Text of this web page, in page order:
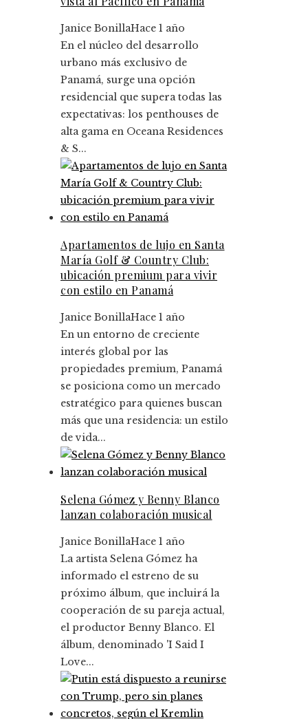
Janice BonillaHace 1 año
En el núcleo del desarrollo
urbano más exclusivo de
Panamá, surge una opción
residencial que supera todas las
expectativas: los penthouses de
alta gama en Oceana Residences
& S...
Apartamentos de lujo en Santa
María Golf & Country Club:
ubicación premium para vivir
con estilo en Panamá
Janice BonillaHace 1 año
En un entorno de creciente
interés global por las
propiedades premium, Panamá
se posiciona como un mercado
estratégico para quienes buscan
más que una residencia: un estilo
de vida...
Selena Gómez y Benny Blanco
lanzan colaboración musical
Janice BonillaHace 1 año
La artista Selena Gómez ha
informado el estreno de su
próximo álbum, que incluirá la
cooperación de su pareja actual,
el productor Benny Blanco. El
álbum, denominado 'I Said I
Love...